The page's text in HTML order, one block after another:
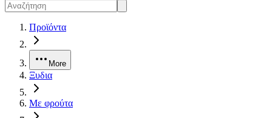
Προϊόντα
More
Ξυδια
Με φρούτα